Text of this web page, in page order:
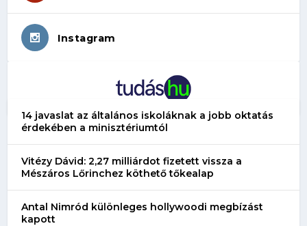
Instagram
14 javaslat az általános iskoláknak a jobb oktatás
érdekében a minisztériumtól
Vitézy Dávid: 2,27 milliárdot fizetett vissza a
Mészáros Lőrinchez köthető tőkealap
Antal Nimród különleges hollywoodi megbízást
kapott